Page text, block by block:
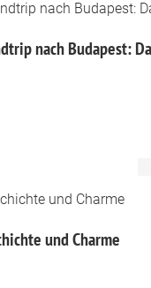
nach Budapest:
und Charme